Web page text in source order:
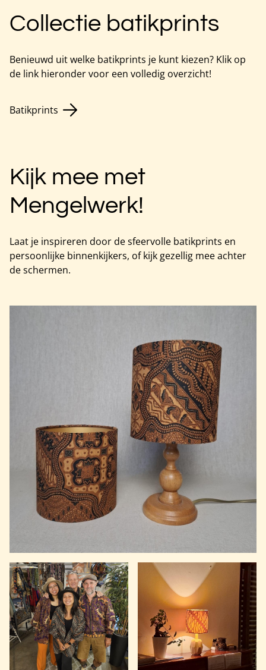
Collectie batikprints
Benieuwd uit welke batikprints je kunt kiezen? Klik op
de link hieronder voor een volledig overzicht!
Batikprints
Kijk mee met
Mengelwerk!
Laat je inspireren door de sfeervolle batikprints en
persoonlijke binnenkijkers, of kijk gezellig mee achter
de schermen.